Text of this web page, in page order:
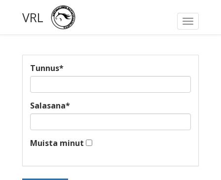
Toggle
VRL
Tunnus*
Salasana*
Muista minut